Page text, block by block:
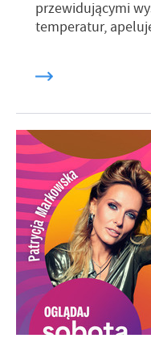
przewidującymi
temperatur,